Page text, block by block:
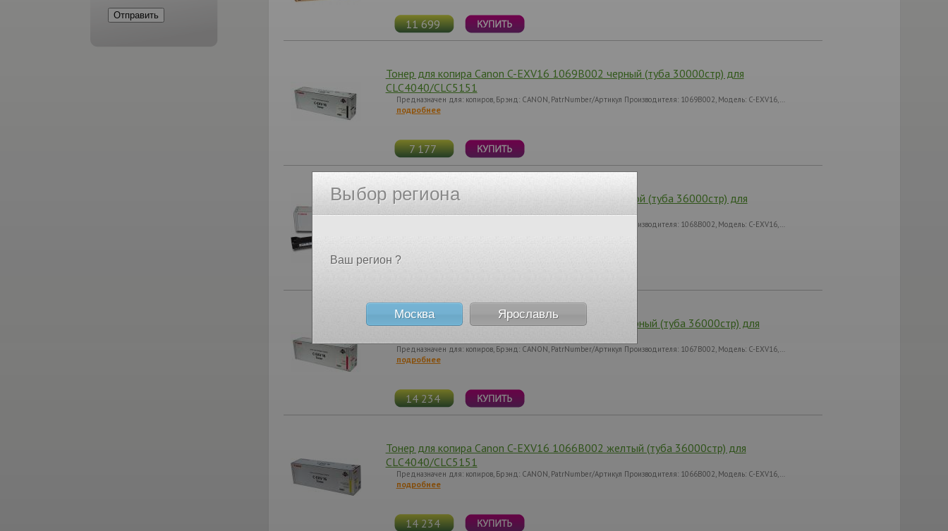
11 699
Тонер для копира Canon C-EXV16 1069B002 черный (туба 30000стр) для
CLC4040/CLC5151
Предназначен для: копиров, Брэнд: CANON, PatrNumber/Артикул Производителя: 1069B002, Модель: C-EXV16,…
подробнее
7 177
Тонер для копира Canon C-EXV16 1068B002 голубой (туба 36000стр) для
CLC4040/CLC5151
Предназначен для: копиров, Брэнд: CANON, PatrNumber/Артикул Производителя: 1068B002, Модель: C-EXV16,…
Тонер для копира Canon C-EXV16 1067B002 пурпурный (туба 36000стр) для
Предназначен для: копиров, Брэнд: CANON, PatrNumber/Артикул Производителя: 1067B002, Модель: C-EXV16,…
подробнее
14 234
Тонер для копира Canon C-EXV16 1066B002 желтый (туба 36000стр) для
CLC4040/CLC5151
Предназначен для: копиров, Брэнд: CANON, PatrNumber/Артикул Производителя: 1066B002, Модель: C-EXV16,…
подробнее
14 234
Выбор региона
Ваш регион ?
Москва Ярославль